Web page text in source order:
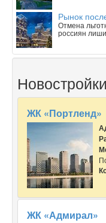
Рынок
Отмена
россиян
ЖК «Портленд»
ЖК «Адмирал»